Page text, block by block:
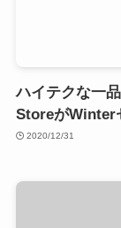
ハイテクな一
StoreがWinter
2020/12/31